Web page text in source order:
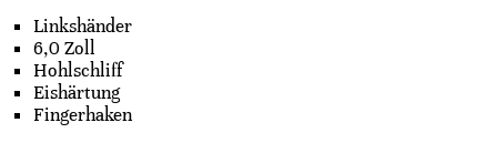
Linkshänder
6,0 Zoll
Hohlschliff
Eishärtung
Fingerhaken